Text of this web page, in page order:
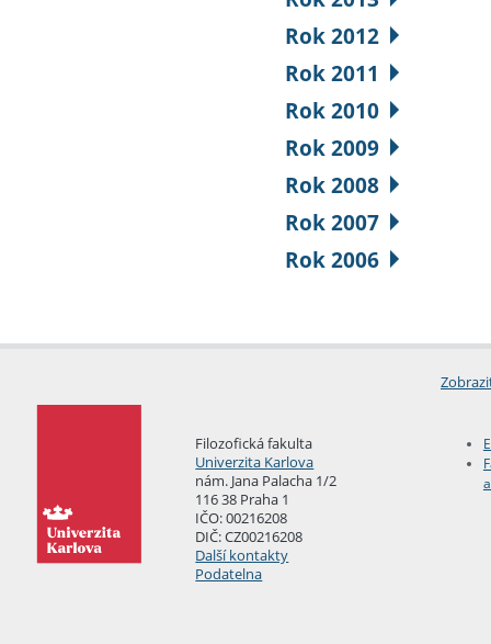
Rok 2012
Rok 2011
Rok 2010
Rok 2009
Rok 2008
Rok 2007
Rok 2006
Filozofická fakulta
Univerzita Karlova
nám. Jana Palacha 1/2
116 38 Praha 1
IČO: 00216208
DIČ: CZ00216208
Další kontakty
Podatelna